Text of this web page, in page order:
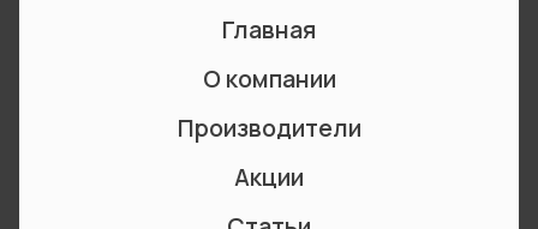
Главная
О компании
Производители
Акции